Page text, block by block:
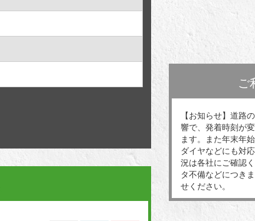
ご
【お知らせ】道路
響で、発着時刻が
ます。また年末年
ダイヤなどにも対
況は各社にご確認
タ不備などにつきま
せください。